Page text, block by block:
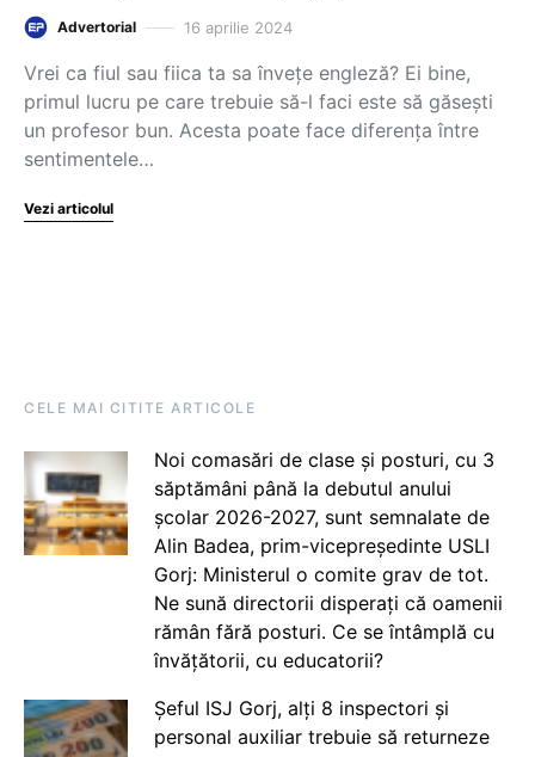
Advertorial 16 aprilie 2024
Vrei ca fiul sau fiica ta sa învețe engleză? Ei bine,
primul lucru pe care trebuie să-l faci este să găsești
un profesor bun. Acesta poate face diferența între
sentimentele…
Vezi articolul
CELE MAI CITITE ARTICOLE
Noi comasări de clase și posturi, cu 3
săptămâni până la debutul anului
școlar 2026-2027, sunt semnalate de
Alin Badea, prim-vicepreședinte USLI
Gorj: Ministerul o comite grav de tot.
Ne sună directorii disperați că oamenii
rămân fără posturi. Ce se întâmplă cu
învățătorii, cu educatorii?
Șeful ISJ Gorj, alți 8 inspectori și
personal auxiliar trebuie să returneze